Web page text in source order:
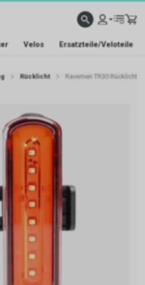
Velos Ersatzteile/Veloteile
Rücklicht Ravemen TR30 Rücklicht